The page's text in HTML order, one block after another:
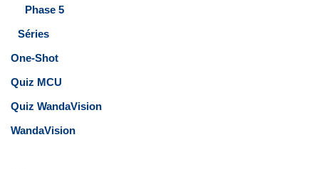
Phase 5
Séries
One-Shot
Quiz MCU
Quiz WandaVision
WandaVision